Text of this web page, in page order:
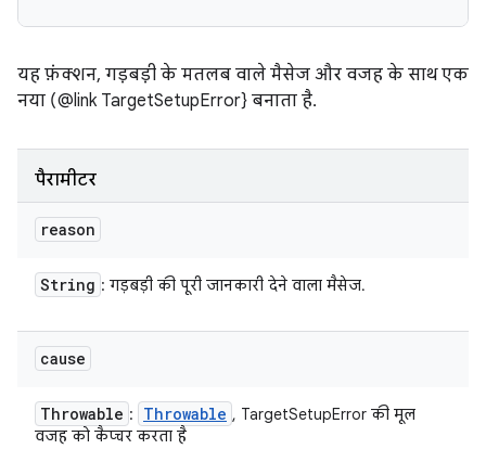
यह फ़ंक्शन, गड़बड़ी के मतलब वाले मैसेज और वजह के साथ एक
नया (@link TargetSetupError} बनाता है.
पैरामीटर
reason
String : गड़बड़ी की पूरी जानकारी देने वाला मैसेज.
cause
Throwable : Throwable , TargetSetupError की मूल
वजह को कैप्चर करता है